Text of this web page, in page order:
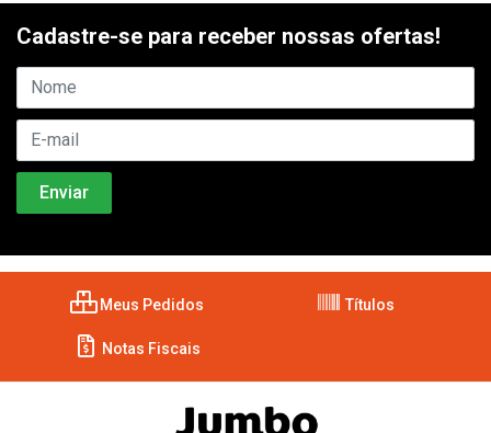
Cadastre-se para receber nossas ofertas!
Meus Pedidos Títulos
Notas Fiscais